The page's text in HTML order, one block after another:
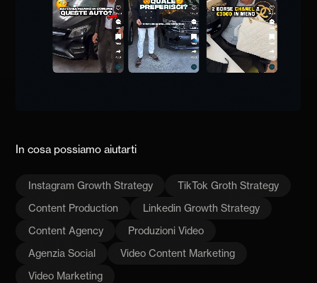
In cosa possiamo aiutarti
Instagram Growth Strategy
TikTok Groth Strategy
Content Production
Linkedin Growth Strategy
Content Agency
Produzioni Video
Agenzia Social
Video Content Marketing
Video Marketing